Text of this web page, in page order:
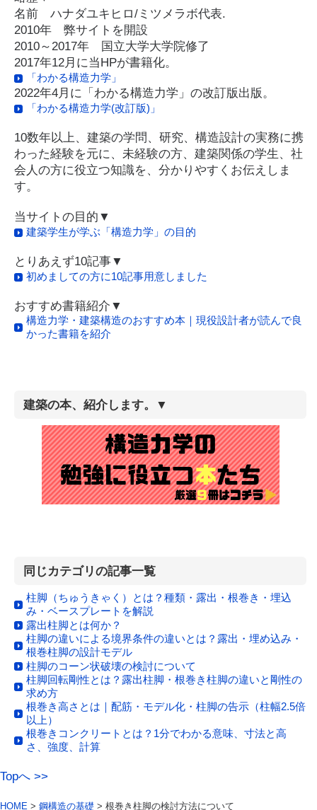
名前 ハナダユキヒロ/ミツメラボ代表.
2010年 弊サイトを開設
2010～2017年 国立大学大学院修了
2017年12月に当HPが書籍化。
「わかる構造力学」
2022年4月に「わかる構造力学」の改訂版出版。
「わかる構造力学(改訂版)」
10数年以上、建築の学問、研究、構造設計の実務に携
わった経験を元に、未経験の方、建築関係の学生、社
会人の方に役立つ知識を、分かりやすくお伝えしま
す。
当サイトの目的▼
建築学生が学ぶ「構造力学」の目的
とりあえず10記事▼
初めましての方に10記事用意しました
おすすめ書籍紹介▼
構造力学・建築構造のおすすめ本｜現役設計者が読んで良
かった書籍を紹介
建築の本、紹介します。▼
同じカテゴリの記事一覧
柱脚（ちゅうきゃく）とは？種類・露出・根巻き・埋込
み・ベースプレートを解説
露出柱脚とは何か？
柱脚の違いによる境界条件の違いとは？露出・埋め込み・
根巻柱脚の設計モデル
柱脚のコーン状破壊の検討について
柱脚回転剛性とは？露出柱脚・根巻き柱脚の違いと剛性の
求め方
根巻き高さとは｜配筋・モデル化・柱脚の告示（柱幅2.5倍
以上）
根巻きコンクリートとは？1分でわかる意味、寸法と高
さ、強度、計算
Topへ >>
HOME > 鋼構造の基礎 > 根巻き柱脚の検討方法について